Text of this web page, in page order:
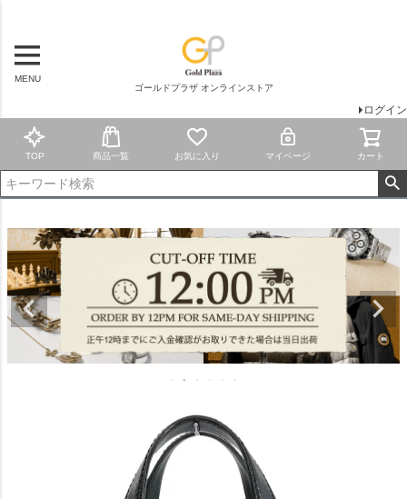
MENU
ゴールドプラザ オンラインストア
ログイン
TOP 商品一覧 お気に入り マイページ カート